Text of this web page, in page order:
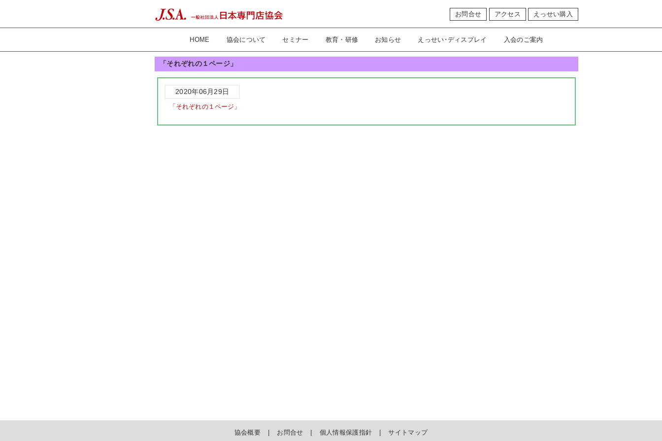
お問合せ アクセス えっせい購入
HOME 協会について セミナー 教育・研修 お知らせ えっせい･ディスプレイ 入会のご案内
「それぞれの１ページ」
2020年06月29日
「それぞれの１ページ」
協会概要 お問合せ 個人情報保護指針 サイトマップ